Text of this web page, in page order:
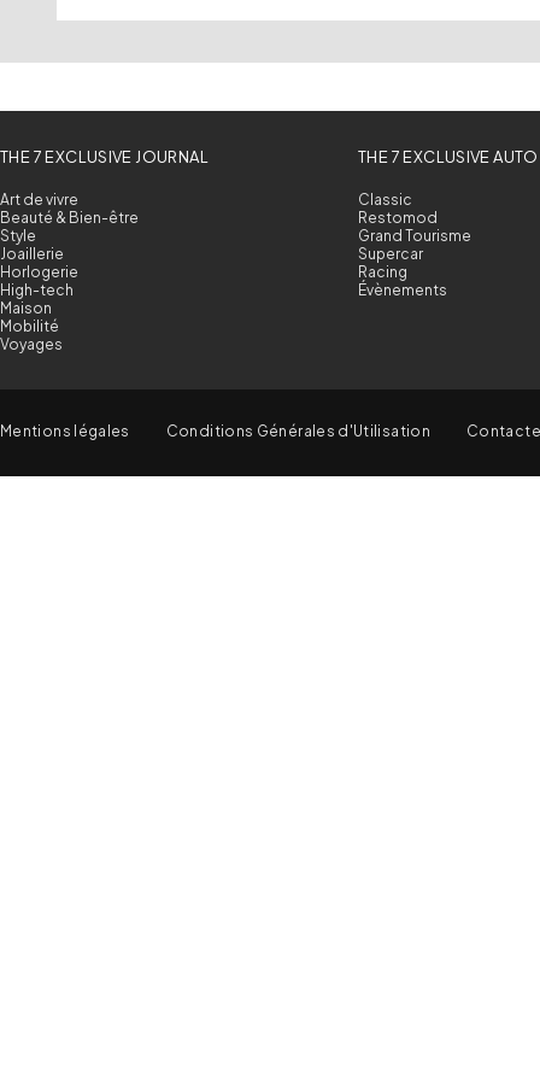
THE 7 EXCLUSIVE JOURNAL
Art de vivre
Beauté & Bien-être
Style
Joaillerie
Horlogerie
High-tech
Maison
Mobilité
Voyages
THE 7 EXCLUSIVE AUTO
Classic
Restomod
Grand Tourisme
Supercar
Racing
Évènements
Mentions légales Conditions Générales d'Utilisation